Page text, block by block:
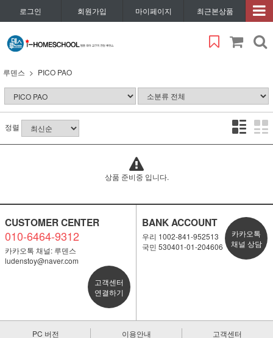
로그인 회원가입 마이페이지 최근본상품
루덴스 PICO PAO
정렬
상품 준비중 입니다.
CUSTOMER CENTER
010-6464-9312
카카오톡 채널: 루덴스
ludenstoy@naver.com
고객센터
연결하기
BANK ACCOUNT
우리 1002-841-952513
국민 530401-01-204606
카카오톡
채널 상담
PC 버전 이용안내 고객센터